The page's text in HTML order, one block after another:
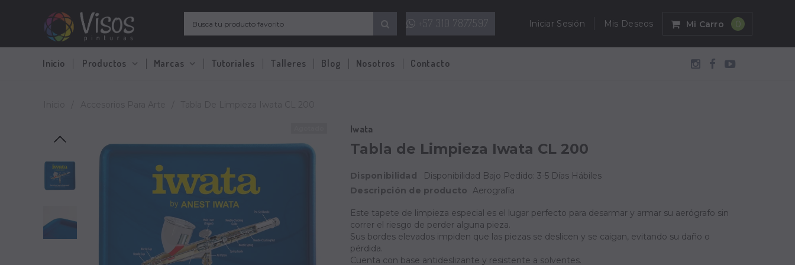
Mi Carro 0
Iniciar Sesión Mis Deseos
+57 310 7877597
Inicio Productos Marcas Tutoriales Talleres Blog Nosotros Contacto
Iwata
Tabla de Limpieza Iwata CL 200
Disponibilidad
Disponibilidad Bajo Pedido: 3-5 Días Hábiles
Descripción de producto Aerografía
Este tapete de limpieza especial es el lugar perfecto para desarmar y armar su aerógrafo sin
correr el riesgo de perder alguna pieza.
Sus bordes elevados impiden que las piezas se deslicen y se caigan, evitando su daño o
pérdida.
Cuenta con base antideslizante y resistente a solventes.